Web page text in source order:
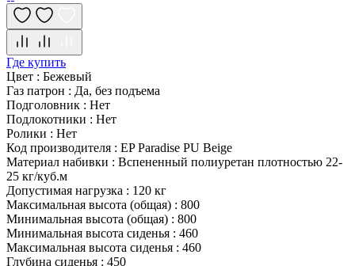
Где купить
Цвет : Бежевый
Газ патрон : Да, без подъема
Подголовник : Нет
Подлокотники : Нет
Ролики : Нет
Код производителя : EP Paradise PU Beige
Материал набивки : Вспененный полиуретан плотностью 22-
25 кг/куб.м
Допустимая нагрузка : 120 кг
Максимальная высота (общая) : 800
Минимальная высота (общая) : 800
Минимальная высота сиденья : 460
Максимальная высота сиденья : 460
Глубина сиденья : 450